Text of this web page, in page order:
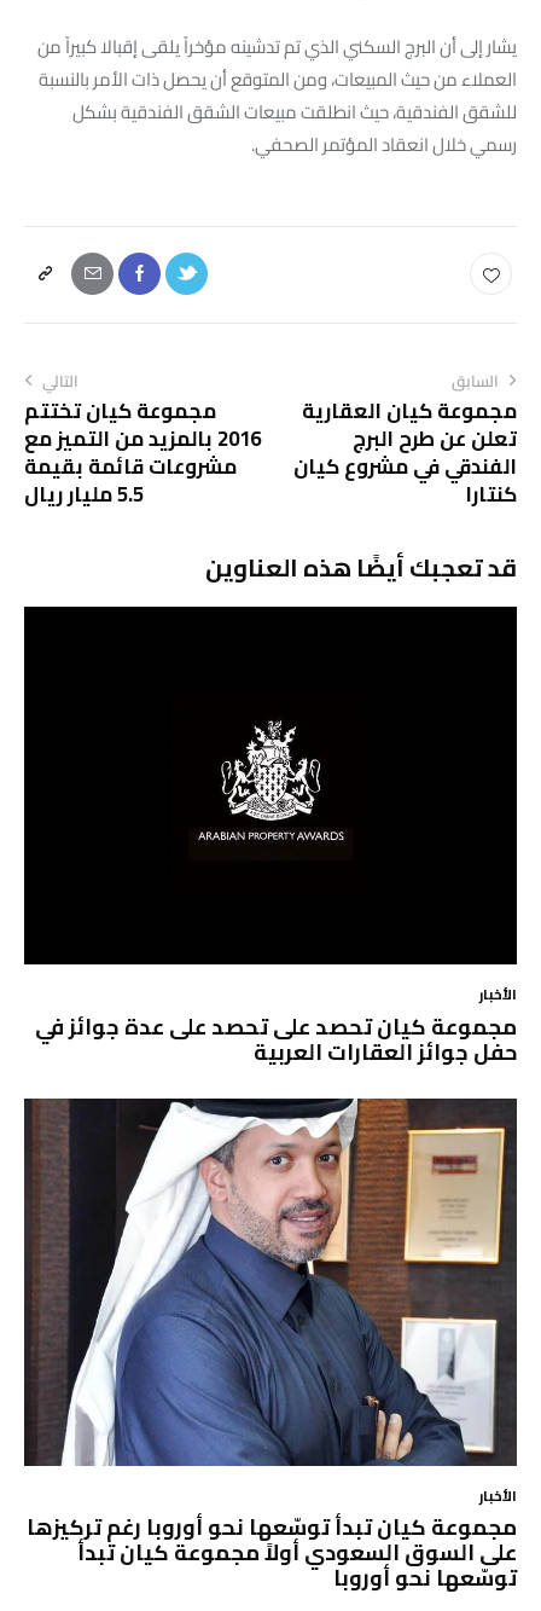
يشار إلى أن البرج السكني الذي تم تدشينه مؤخراً يلقى إقبالا كبيراً من
العملاء من حيث المبيعات، ومن المتوقع أن يحصل ذات الأمر بالنسبة
للشقق الفندقية، حيث انطلقت مبيعات الشقق الفندقية بشكل
رسمي خلال انعقاد المؤتمر الصحفي.
السابق
مجموعة كيان العقارية
تعلن عن طرح البرج
الفندقي في مشروع كيان
كنتارا
التالي
مجموعة كيان تختتم
2016 بالمزيد من التميز مع
مشروعات قائمة بقيمة
5.5 مليار ريال
قد تعجبك أيضًا هذه العناوين
الأخبار
مجموعة كيان تحصد على تحصد على عدة جوائز في
حفل جوائز العقارات العربية
الأخبار
مجموعة كيان تبدأ توسّعها نحو أوروبا رغم تركيزها
على السوق السعودي أولاً مجموعة كيان تبدأ
توسّعها نحو أوروبا